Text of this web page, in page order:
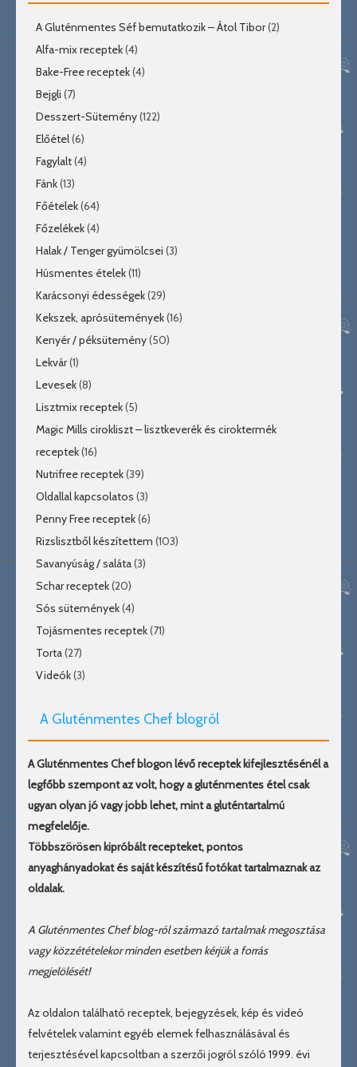
A Gluténmentes Séf bemutatkozik – Átol Tibor(2)
Alfa-mix receptek(4)
Bake-Free receptek(4)
Bejgli (7)
Desszert-Sütemény(122)
Előétel(6)
Fagylalt(4)
Fánk(13)
Főételek(64)
Főzelékek(4)
Halak / Tenger gyümölcsei (3)
Húsmentes ételek(11)
Karácsonyi édességek(29)
Kekszek, aprósütemények(16)
Kenyér / péksütemény(50)
Lekvár(1)
Levesek(8)
Lisztmix receptek(5)
Magic Mills cirokliszt – lisztkeverék és ciroktermék
receptek(16)
Nutrifree receptek(39)
Oldallal kapcsolatos (3)
Penny Free receptek(6)
Rizslisztből készítettem (103)
Savanyúság / saláta(3)
Schar receptek(20)
Sós sütemények(4)
Tojásmentes receptek(71)
Torta(27)
Videók(3)
A Gluténmentes Chef blogról
A Gluténmentes Chef blogon lévő receptek kifejlesztésénél a
legfőbb szempont az volt, hogy a gluténmentes étel csak
ugyan olyan jó vagy jobb lehet, mint a gluténtartalmú
megfelelője.
Többszörösen kipróbált recepteket, pontos
anyaghányadokat és saját készítésű fotókat tartalmaznak az
oldalak.
A Gluténmentes Chef blog-ról származó tartalmak megosztása
vagy közzétételekor minden esetben kérjük a forrás
megjelölését!
Az oldalon található receptek, bejegyzések, kép és videó
felvételek valamint egyéb elemek felhasználásával és
terjesztésével kapcsoltban a szerzői jogról szóló 1999. évi